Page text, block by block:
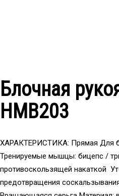
Блочная
HMB203
ХАРАКТЕРИСТИКА: Прямая Для
Тренируемые мышцы: бицепс /
противоскользящей накаткой
предотвращения